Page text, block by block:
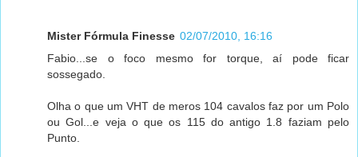
Mister Fórmula Finesse 02/07/2010, 16:16
Fabio...se o foco mesmo for torque, aí pode ficar
sossegado.
Olha o que um VHT de meros 104 cavalos faz por um Polo
ou Gol...e veja o que os 115 do antigo 1.8 faziam pelo
Punto.